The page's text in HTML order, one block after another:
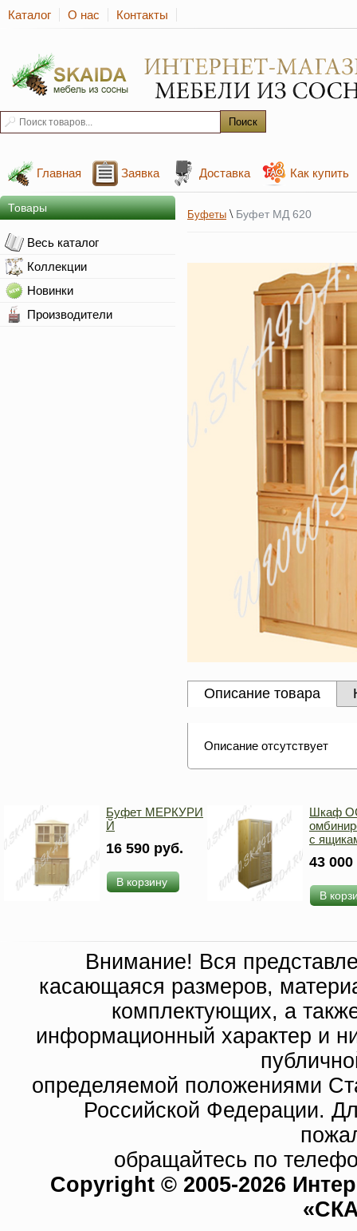
Каталог О нас Контакты
Главная Заявка Доставка Как купить
Товары
Весь каталог
Коллекции
Новинки
Производители
Буфеты \ Буфет МД 620
Описание товара
Описание отсутствует
Буфет МЕРКУРИ
Й
16 590 руб.
В корзину
Шкаф
с
43
В
Внимание! Вся
касающаяся размеров,
комплектующих, а
информационный характер и
определяемой положениями
Российской Федерации.
обращайтесь по
Copyright © 2005-2026